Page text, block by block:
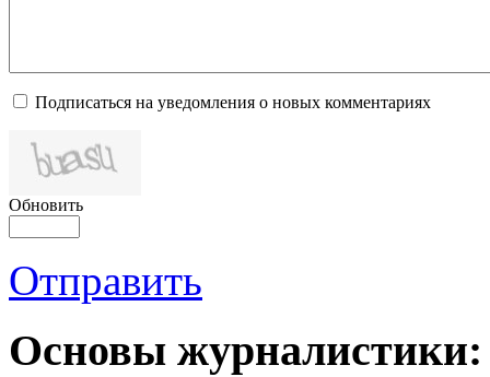
Подписаться на уведомления о новых комментариях
Обновить
Отправить
Основы журналистики: